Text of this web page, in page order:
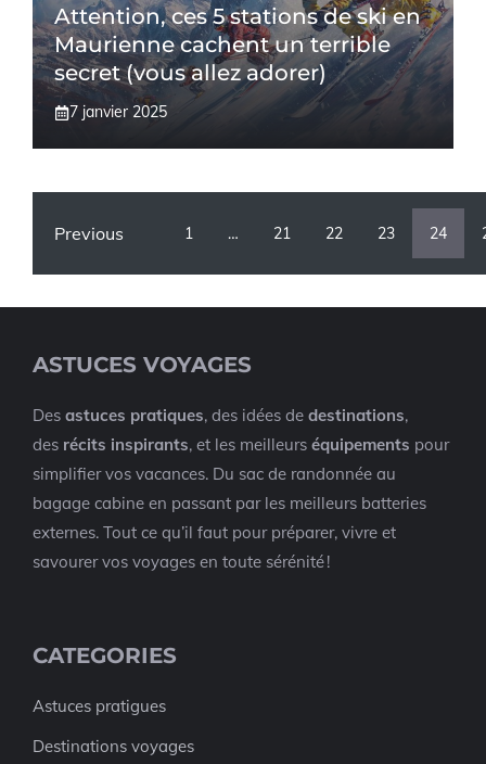
Attention, ces 5 stations de ski en
Maurienne cachent un terrible
secret (vous allez adorer)
7 janvier 2025
Previous 1 … 21 22 23 24
ASTUCES VOYAGES
Des astuces pratiques, des idées de destinations,
des récits inspirants, et les meilleurs équipements pour
simplifier vos vacances. Du sac de randonnée au
bagage cabine en passant par les meilleurs batteries
externes. Tout ce qu’il faut pour préparer, vivre et
savourer vos voyages en toute sérénité !
CATEGORIES
Astuces pratigues
Destinations voyages